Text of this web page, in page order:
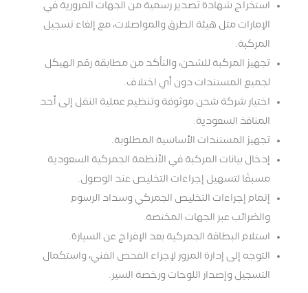
استخراج شهادة تصدير رسمية من الجهات المرورية في
الإمارات مثل هيئة الطرق والمواصلات، مع إلغاء تسجيل
المركبة.
تجهيز المركبة للشحن، والتأكد من مطابقة رقم الهيكل
لجميع المستندات دون أي اختلاف.
اختيار شركة شحن موثوقة وتنظيم عملية النقل إلى أحد
المنافذ السعودية.
تجهيز المستندات الأساسية المطلوبة.
إدخال بيانات المركبة في الأنظمة الجمركية السعودية
مسبقًا لتسهيل إجراءات التخليص عند الوصول.
إتمام إجراءات التخليص الجمركي وسداد الرسوم
والضرائب عبر الجهات المختصة.
استلام البطاقة الجمركية بعد الإفراج عن السيارة.
التوجه إلى إدارة المرور لإجراء الفحص الفني، واستكمال
التسجيل وإصدار اللوحات ورخصة السير.